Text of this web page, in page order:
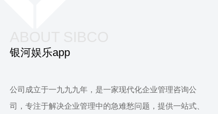
银河娱乐app
公司成立于一九九九年，是一家现代化企业管理咨询公
司，专注于解决企业管理中的急难愁问题，提供一站式、